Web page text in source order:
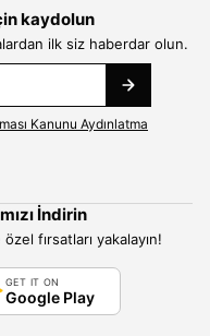
kaydolun
ilk siz haberdar olun.
Kanunu Aydınlatma
İndirin
fırsatları yakalayın!
GET IT ON
Google Play